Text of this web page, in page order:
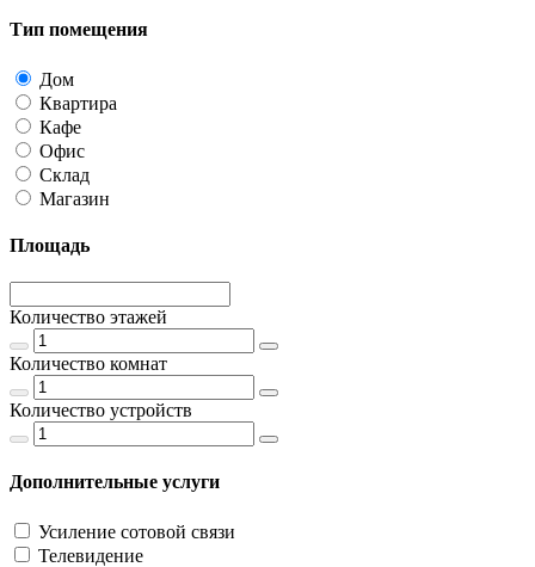
Тип помещения
Дом
Квартира
Кафе
Офис
Склад
Магазин
Площадь
Количество этажей
Количество комнат
Количество устройств
Дополнительные услуги
Усиление сотовой связи
Телевидение